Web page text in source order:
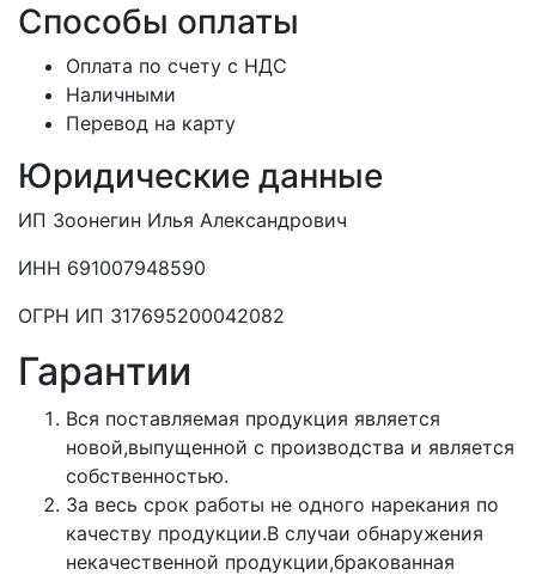
Способы оплаты
Оплата по счету с НДС
Наличными
Перевод на карту
Юридические данные
ИП Зоонегин Илья Александрович
ИНН 691007948590
ОГРН ИП 317695200042082
Гарантии
Вся поставляемая продукция является
новой,выпущенной с производства и является
собственностью.
За весь срок работы не одного нарекания по
качеству продукции.В случаи обнаружения
некачественной продукции,бракованная